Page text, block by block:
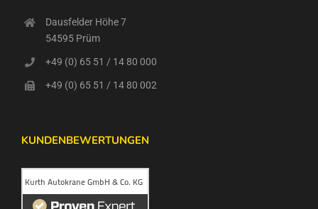
Dausfelder Höhe 7
54595 Prüm
+49 (0) 65 51 / 14 80 000
+49 (0) 65 51 / 14 80 002
KUNDENBEWERTUNGEN